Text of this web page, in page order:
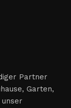
Partner
Garten,